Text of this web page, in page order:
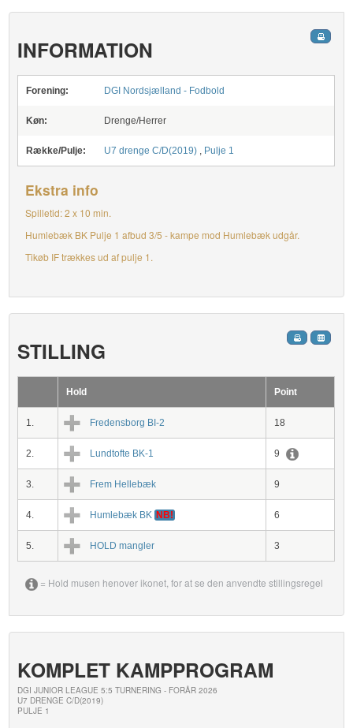
INFORMATION
Forening: DGI Nordsjælland - Fodbold
Køn: Drenge/Herrer
Række/Pulje: U7 drenge C/D(2019) , Pulje 1
Ekstra info
Spilletid: 2 x 10 min.
Humlebæk BK Pulje 1 afbud 3/5 - kampe mod Humlebæk udgår.
Tikøb IF trækkes ud af pulje 1.
STILLING
Hold Point
1. Fredensborg BI-2 18
2. Lundtofte BK-1 9
3. Frem Hellebæk 9
4. Humlebæk BK NB! 6
5. HOLD mangler 3
= Hold musen henover ikonet, for at se den anvendte stillingsregel
KOMPLET KAMPPROGRAM
DGI JUNIOR LEAGUE 5:5 TURNERING - FORÅR 2026
U7 DRENGE C/D(2019)
PULJE 1